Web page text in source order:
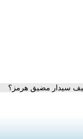
كيف سيدار مضيق هرمز؟